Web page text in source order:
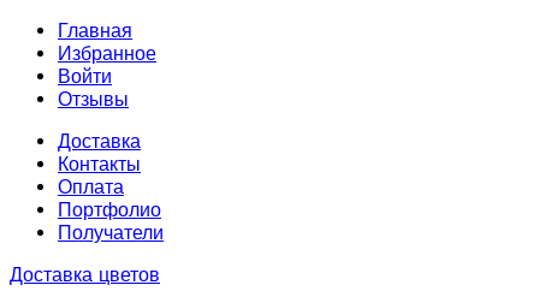
Главная
Избранное
Войти
Отзывы
Доставка
Контакты
Оплата
Портфолио
Получатели
Доставка цветов